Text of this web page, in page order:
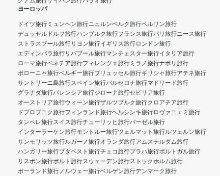
ヨーロッパ
ドイツ旅行 ミュンヘン旅行ニュルンベルク旅行ベルリン旅行
デュッセルドルフ旅行ハンブルク旅行フランス旅行パリ旅行ニース旅行
ストラスブール旅行リヨン旅行イギリス旅行ロンドン旅行
エディンバラ旅行リバプール旅行マンチェスター旅行イタリア旅行
ローマ旅行ベネチア旅行フィレンツェ旅行 ミラノ旅行ナポリ旅行
ボローニャ旅行ベルギー旅行ブリュッセル旅行ギリシャ旅行アテネ旅行
サントリーニ島旅行スペイン旅行バルセロナ旅行マドリード旅行
グラナダ旅行バレンシア旅行ジローナ旅行セビリア旅行
オーストリア旅行ウィーン旅行ザルツブルク旅行クロアチア旅行
ドブロブニク旅行フィンランド旅行ヘルシンキ旅行ロヴァニエミ旅行
タンペレ旅行スイス旅行チューリッヒ旅行バーゼル旅行
インターラーケン旅行モントルー旅行ツェルマット旅行ルツェルン旅行
サンモリッツ旅行ルガーノ旅行オランダ旅行アムステルダム旅行
ハンガリー旅行ブダペスト旅行チェコ旅行プラハ旅行ポルトガル旅行
リスボン旅行ポルト旅行スウェーデン旅行ストックホルム旅行
ポーランド旅行ノルウェー旅行ベルゲン旅行デンマーク旅行